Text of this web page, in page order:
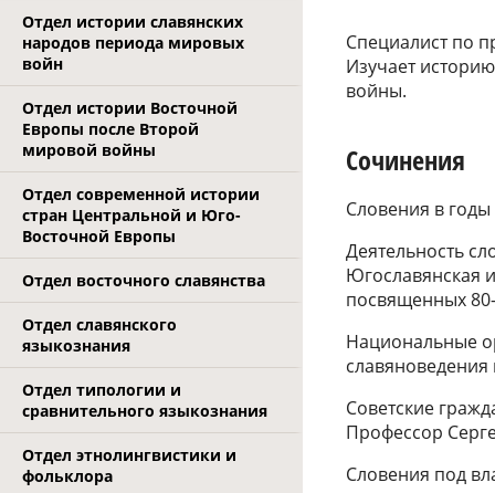
Отдел истории славянских
народов периода мировых
войн
Отдел истории Восточной
Европы после Второй
мировой войны
Отдел современной истории
стран Центральной и Юго-
Восточной Европы
Отдел восточного славянства
Отдел славянского
языкознания
Отдел типологии и
сравнительного языкознания
Отдел этнолингвистики и
фольклора
Специалист по
Изучает
войны.
Сочинения
Словения в годы
Деятельность
Югославянская
посвященных
Национальные
Советские
Профессор
Словения под